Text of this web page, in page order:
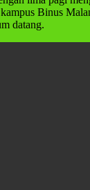
Binus
datang.